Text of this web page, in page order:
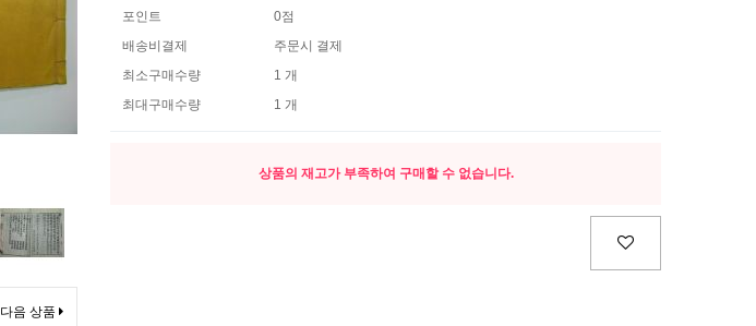
다음 상품
포인트
0점
배송비결제
주문시 결제
최소구매수량
1 개
최대구매수량
1 개
상품의 재고가 부족하여 구매할 수 없습니다.